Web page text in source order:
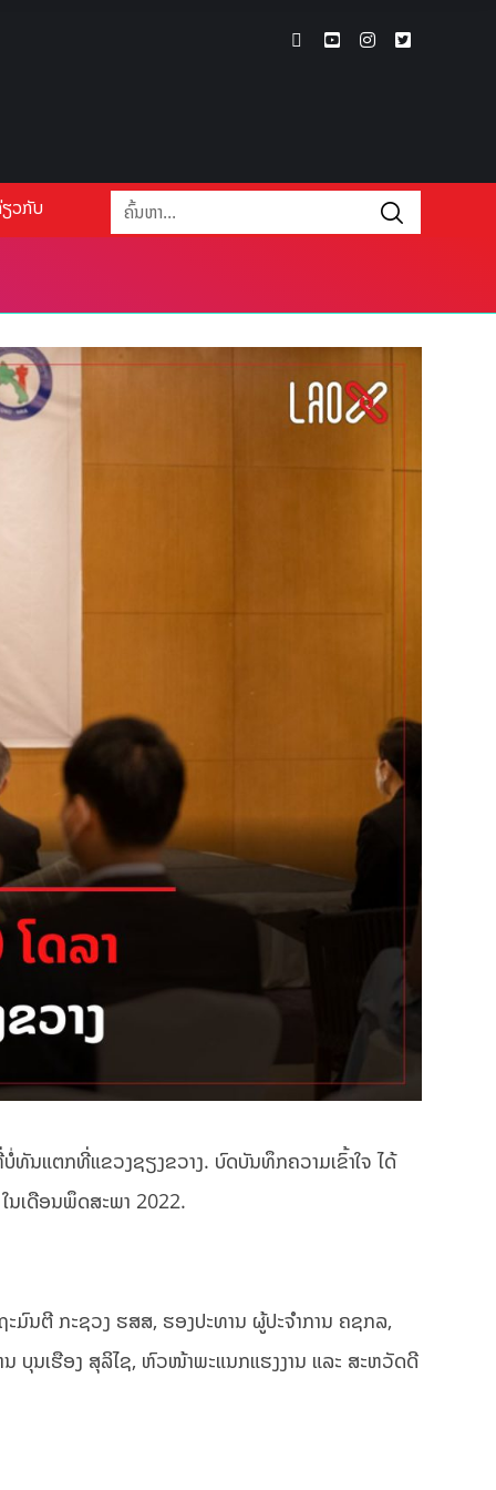
ວກັບ
ທັນແຕກທີ່ແຂວງຊຽງຂວາງ. ບົດບັນທຶກຄວາມເຂົ້າໃຈ ໄດ້
ນເດືອນພຶດສະພາ 2022.
ນຕີ ກະຊວງ ຮສສ, ຮອງປະທານ ຜູ້ປະຈຳການ ຄຊກລ,
ບຸນເຮືອງ ສຸລິໄຊ, ຫົວໜ້າພະແນກແຮງງານ ແລະ ສະຫວັດດີ